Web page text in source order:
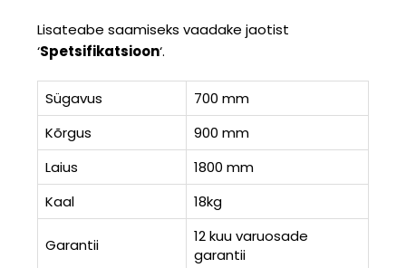
Lisateabe saamiseks vaadake jaotist
‘Spetsifikatsioon‘.
Sügavus
700 mm
Kõrgus
900 mm
Laius
1800 mm
Kaal
18kg
Garantii
12 kuu varuosade
garantii